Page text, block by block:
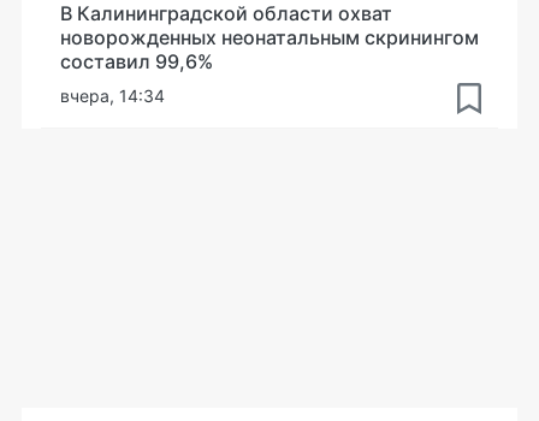
В Калининградской области охват
новорожденных неонатальным скринингом
составил 99,6%
вчера, 14:34